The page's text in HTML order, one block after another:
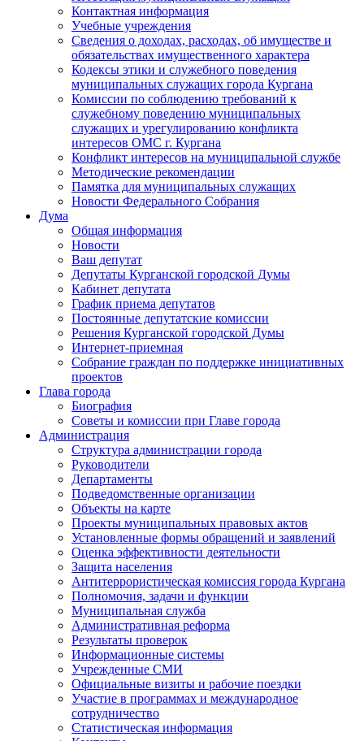
Контактная информация
Учебные учреждения
Сведения о доходах, расходах, об имуществе и
обязательствах имущественного характера
Кодексы этики и служебного поведения
муниципальных служащих города Кургана
Комиссии по соблюдению требований к
служебному поведению муниципальных
служащих и урегулированию конфликта
интересов ОМС г. Кургана
Конфликт интересов на муниципальной службе
Методические рекомендации
Памятка для муниципальных служащих
Новости Федерального Cобрания
Дума
Общая информация
Новости
Ваш депутат
Депутаты Курганской городской Думы
Кабинет депутата
График приема депутатов
Постоянные депутатские комиссии
Решения Курганской городской Думы
Интернет-приемная
Собрание граждан по поддержке инициативных
проектов
Глава города
Биография
Советы и комиссии при Главе города
Администрация
Структура администрации города
Руководители
Департаменты
Подведомственные организации
Объекты на карте
Проекты муниципальных правовых актов
Установленные формы обращений и заявлений
Оценка эффективности деятельности
Защита населения
Антитеррористическая комиссия города Кургана
Полномочия, задачи и функции
Муниципальная служба
Административная реформа
Результаты проверок
Информационные системы
Учрежденные СМИ
Официальные визиты и рабочие поездки
Участие в программах и международное
сотрудничество
Статистическая информация